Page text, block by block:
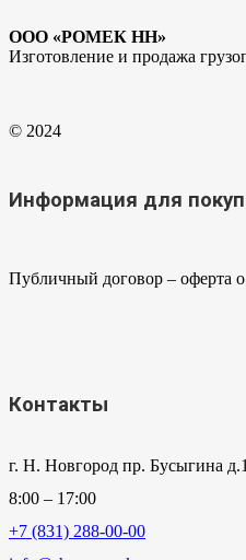
ООО «РОМЕК НН»
Изготовление и продажа
© 2024
Информация для
Публичный договор – оферта
Контакты
г. Н. Новгород пр. Бусыгина
8:00 – 17:00
+7 (831) 288-00-00